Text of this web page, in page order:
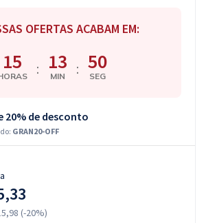
OFERTAS ACABAM EM:
15 : 13
MIN : 50
SEG
20% de desconto
GRAN20-OFF
(-20%)